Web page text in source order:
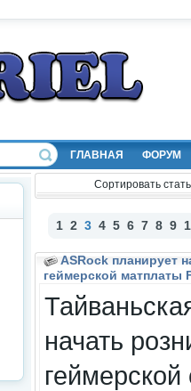
ГЛАВНАЯ ФОРУМ
Сортировать
1 2 3 4 5 6 7 8 9
ASRock планирует
геймерской матплаты
начать